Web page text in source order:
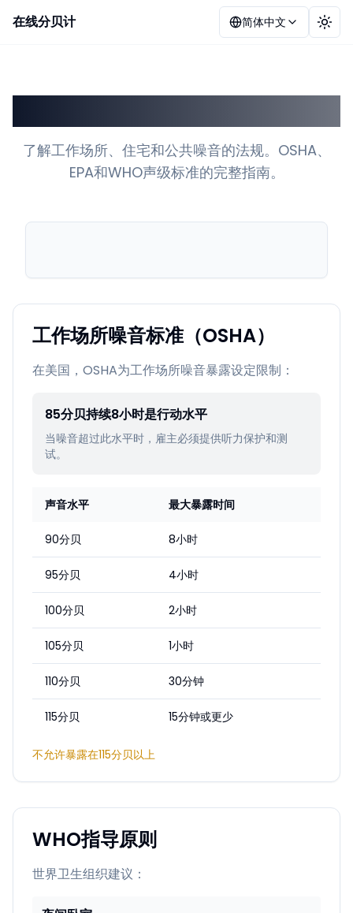
在线分贝计 简体中文 切换
了解工作场所、住宅和公共噪音的法规。OSHA、
EPA和WHO声级标准的完整指南。
工作场所噪音标准（OSHA）
在美国，OSHA为工作场所噪音暴露设定限制：
85分贝持续8小时是行动水平
当噪音超过此水平时，雇主必须提供听力保护和测
试。
声音水平 最大暴露时间
90分贝 8小时
95分贝 4小时
100分贝 2小时
105分贝 1小时
110分贝 30分钟
115分贝 15分钟或更少
不允许暴露在115分贝以上
WHO指导原则
世界卫生组织建议：